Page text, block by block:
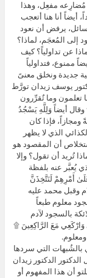
مفعِل، وهذا
أنا هنا أتعجب
يرفض أن نعود
إلى المُعجَم، لماذا؟
عن تداولياً؟ كيف
ممنوع، فتداولياً
جديدة ونخلق معنىً
يوسف زيدان تورَّط
تعلمون وما تٌقرِّرون
أيضاً وَلِلَّهِ يَسْجُدُ
فإذا كان
الذي لا يظهر
أن المقصود هو
تُريد أن تقول؟ وإلا
يُعبَّر عنه بلفظة
أَمْرِهِمْ لَنَتَّخِذَنَّ
وقبل محمد عليه
معلوم طبعاً
بالسجود لآدم
مَعَ الرَّاكِعِينَ ۩
التي سردها
الدكتور زيدان
أن هذا المفهوم أو